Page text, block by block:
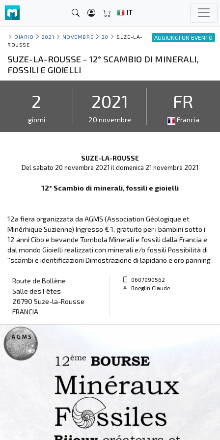
IT
AGGIUNGI UN EVENTO
DIARIO 2021 NOVEMBRE 20
SUZE-LA-
ROUSSE
SUZE-LA-ROUSSE - 12° SCAMBIO DI MINERALI,
FOSSILI E GIOIELLI
2
giorni
2021
20 novembre
FR
Francia
SUZE-LA-ROUSSE
Del sabato 20 novembre 2021 il domenica 21 novembre 2021
12° Scambio di minerali, fossili e gioielli
12a fiera organizzata da AGMS (Association Géologique et
Minérhique Suzienne) Ingresso € 1, gratuito per i bambini sotto i
12 anni Cibo e bevande Tombola Minerali e fossili dalla Francia e
dal mondo Gioielli realizzati con minerali e/o fossili Possibilità di
''scambi e identificazioni Dimostrazione di lapidario e oro panning
Route de Bollène
Salle des Fêtes
26790 Suze-la-Rousse
FRANCIA
0607090562
Boeglin Claude